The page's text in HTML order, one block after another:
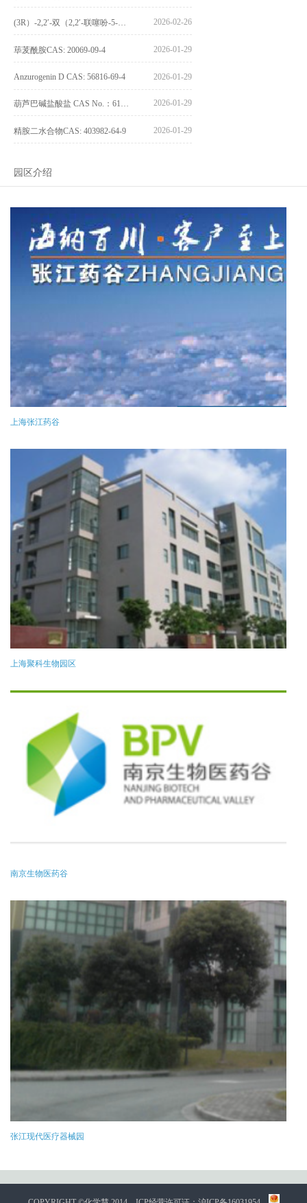
2026-02-26
荜茇酰胺CAS: 20069-09-4 2026-01-29
Anzurogenin D CAS: 56816-69-4 2026-01-29
2026-01-29
精胺二水合物CAS: 403982-64-9 2026-01-29
园区介绍
上海张江药谷
上海聚科生物园区
南京生物医药谷
张江现代医疗器械园